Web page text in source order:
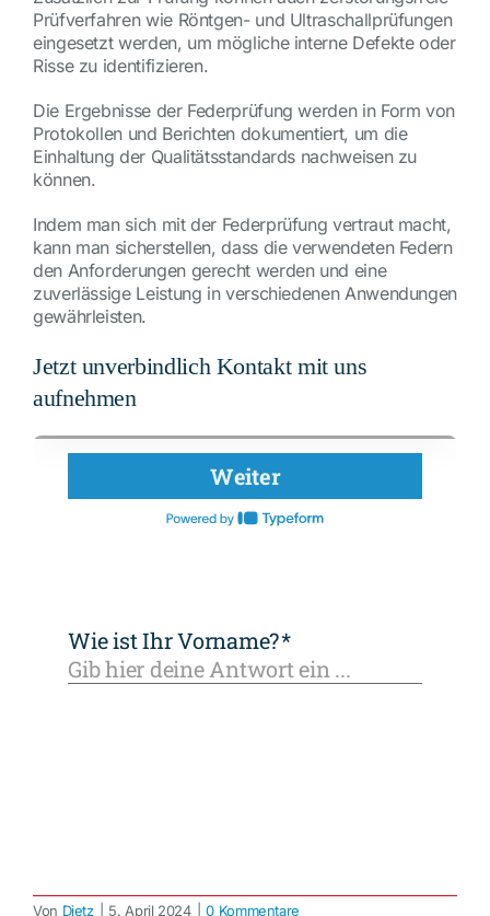
Prüfverfahren wie Röntgen- und Ultraschallprüfungen
eingesetzt werden, um mögliche interne Defekte oder
Risse zu identifizieren.
Die Ergebnisse der Federprüfung werden in Form von
Protokollen und Berichten dokumentiert, um die
Einhaltung der Qualitätsstandards nachweisen zu
können.
Indem man sich mit der Federprüfung vertraut macht,
kann man sicherstellen, dass die verwendeten Federn
den Anforderungen gerecht werden und eine
zuverlässige Leistung in verschiedenen Anwendungen
gewährleisten.
Jetzt unverbindlich Kontakt mit uns
aufnehmen
Von Dietz 5. April 2024 0 Kommentare